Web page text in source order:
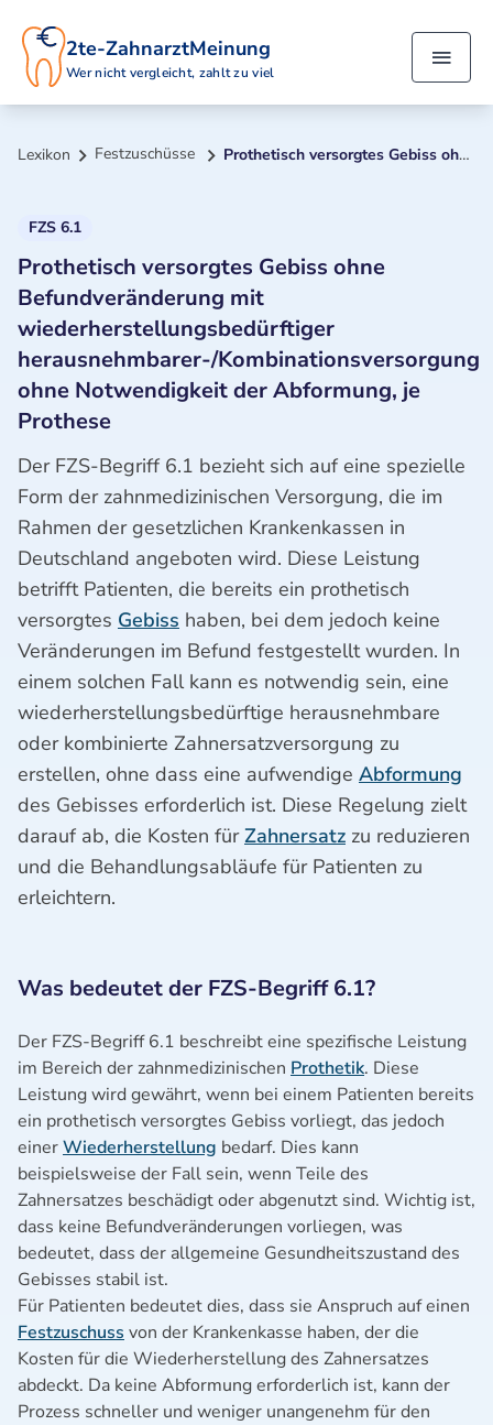
2te-ZahnarztMeinung
Wer nicht vergleicht, zahlt zu viel
Lexikon Festzuschüsse Prothetisch versorgtes Gebiss ohne Befundveränderung mit wiederherstellungsbedürftiger herausnehmbarer-/Kombinationsversorgung ohne Notwendigkeit der Abformung, je Prothese
FZS 6.1
Prothetisch versorgtes Gebiss ohne
Befundveränderung mit
wiederherstellungsbedürftiger
herausnehmbarer-/Kombinationsversorgung
ohne Notwendigkeit der Abformung, je
Prothese
Der FZS-Begriff 6.1 bezieht sich auf eine spezielle
Form der zahnmedizinischen Versorgung, die im
Rahmen der gesetzlichen Krankenkassen in
Deutschland angeboten wird. Diese Leistung
betrifft Patienten, die bereits ein prothetisch
versorgtes Gebiss haben, bei dem jedoch keine
Veränderungen im Befund festgestellt wurden. In
einem solchen Fall kann es notwendig sein, eine
wiederherstellungsbedürftige herausnehmbare
oder kombinierte Zahnersatzversorgung zu
erstellen, ohne dass eine aufwendige Abformung
des Gebisses erforderlich ist. Diese Regelung zielt
darauf ab, die Kosten fürZahnersatz zu reduzieren
und die Behandlungsabläufe für Patienten zu
erleichtern.
Was bedeutet der FZS-Begriff 6.1?
Der FZS-Begriff 6.1 beschreibt eine spezifische Leistung
im Bereich der zahnmedizinischen Prothetik. Diese
Leistung wird gewährt, wenn bei einem Patienten bereits
ein prothetisch versorgtes Gebiss vorliegt, das jedoch
einerWiederherstellung bedarf. Dies kann
beispielsweise der Fall sein, wenn Teile des
Zahnersatzes beschädigt oder abgenutzt sind. Wichtig ist,
dass keine Befundveränderungen vorliegen, was
bedeutet, dass der allgemeine Gesundheitszustand des
Gebisses stabil ist.
Für Patienten bedeutet dies, dass sie Anspruch auf einen
Festzuschuss von der Krankenkasse haben, der die
Kosten für die Wiederherstellung des Zahnersatzes
abdeckt. Da keine Abformung erforderlich ist, kann der
Prozess schneller und weniger unangenehm für den